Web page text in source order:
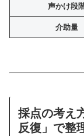
声かけ段
介助量
採点の考え
反復」で整